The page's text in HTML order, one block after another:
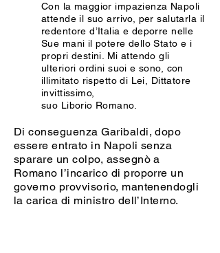
Con la maggior impazienza Napoli
attende il suo arrivo, per salutarla il
redentore d’Italia e deporre nelle
Sue mani il potere dello Stato e i
propri destini. Mi attendo gli
ulteriori ordini suoi e sono, con
illimitato rispetto di Lei, Dittatore
invittissimo,
suo Liborio Romano.
Di conseguenza Garibaldi, dopo
essere entrato in Napoli senza
sparare un colpo, assegnò a
Romano l’incarico di proporre un
governo provvisorio, mantenendogli
la carica di ministro dell’Interno.